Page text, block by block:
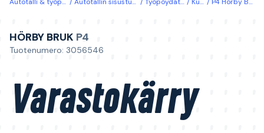
HÖRBY BRUK P4
Tuotenumero: 3056546
Varastokärry